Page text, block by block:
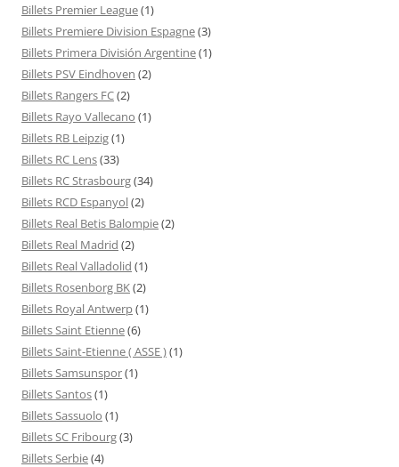
Billets Premier League(1)
Billets Premiere Division Espagne(3)
Billets Primera División Argentine(1)
Billets PSV Eindhoven (2)
Billets Rangers FC(2)
Billets Rayo Vallecano (1)
Billets RB Leipzig(1)
Billets RC Lens(33)
Billets RC Strasbourg(34)
Billets RCD Espanyol(2)
Billets Real Betis Balompie(2)
Billets Real Madrid (2)
Billets Real Valladolid (1)
Billets Rosenborg BK(2)
Billets Royal Antwerp(1)
Billets Saint Etienne(6)
Billets Saint-Etienne ( ASSE )(1)
Billets Samsunspor(1)
Billets Santos(1)
Billets Sassuolo (1)
Billets SC Fribourg(3)
Billets Serbie(4)